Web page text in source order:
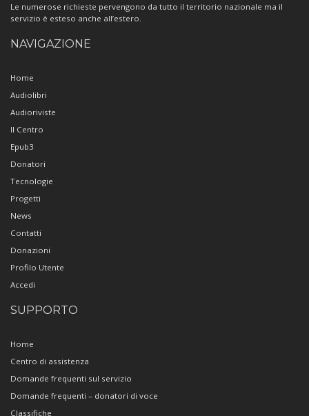
Le numerose richieste pervengono da tutto il territorio nazionale ma il
servizio è esteso anche all’estero.
NAVIGAZIONE
Home
Audiolibri
Audioriviste
Il Centro
Epub3
Donatori
Tecnologie
Progetti
News
Contatti
Donazioni
Profilo Utente
Accedi
SUPPORTO
Home
Centro di assistenza
Domande frequenti sul servizio
Domande frequenti – donatori di voce
Classifiche